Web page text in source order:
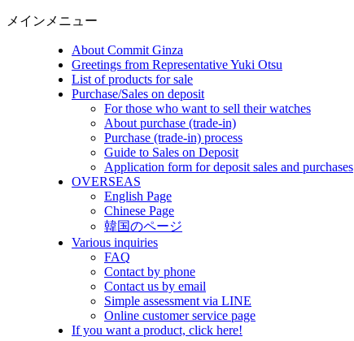
メインメニュー
About Commit Ginza
Greetings from Representative Yuki Otsu
List of products for sale
Purchase/Sales on deposit
For those who want to sell their watches
About purchase (trade-in)
Purchase (trade-in) process
Guide to Sales on Deposit
Application form for deposit sales and purchases
OVERSEAS
English Page
Chinese Page
韓国のページ
Various inquiries
FAQ
Contact by phone
Contact us by email
Simple assessment via LINE
Online customer service page
If you want a product, click here!